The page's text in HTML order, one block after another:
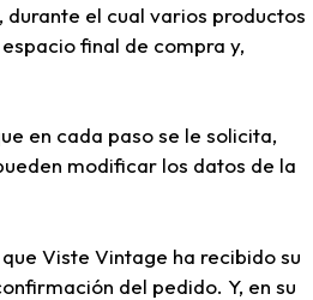
el cual varios productos
final de compra y,
en cada paso se le solicita,
modificar los datos de la
Viste Vintage ha recibido su
del pedido. Y, en su